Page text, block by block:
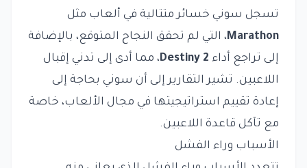
تسجل سوني خسائر متتالية في ألعاب مثل
Marathon، التي لم تحقق النجاح المتوقع، بالإضافة
إلى تراجع أداء Destiny 2، مما أدى إلى تدني إقبال
اللاعبين. تشير التقارير إلى أن سوني بحاجة إلى
إعادة تقييم استراتيجيتها في مجال الألعاب، خاصة
مع تآكل قاعدة اللاعبين.
الأسباب وراء الفشل